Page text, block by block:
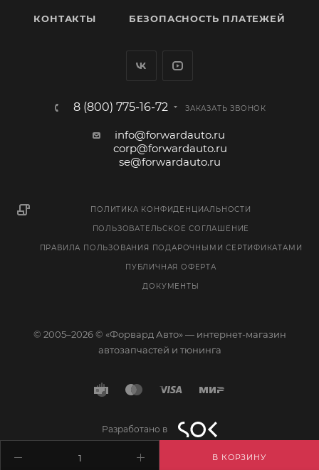
В КОРЗИНУ
КОНТАКТЫ БЕЗОПАСНОСТЬ ПЛАТЕЖЕЙ
8 (800) 775-16-72 ЗАКАЗАТЬ ЗВОНОК
info@forwardauto.ru
corp@forwardauto.ru
se@forwardauto.ru
ПОЛИТИКА КОНФИДЕНЦИАЛЬНОСТИ
ПОЛЬЗОВАТЕЛЬСКОЕ СОГЛАШЕНИЕ
ПРАВИЛА ПОЛЬЗОВАНИЯ ПОДАРОЧНЫМИ СЕРТИФИКАТАМИ
ПУБЛИЧНАЯ ОФЕРТА
ДОКУМЕНТЫ
© 2005–2026 © «Форвард Авто» — интернет-магазин
автозапчастей и тюнинга
Разработано в